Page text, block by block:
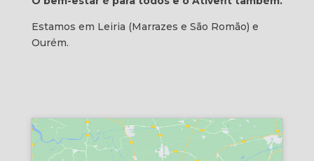
Estamos em Leiria (Marrazes e São Romão) e
Ourém.